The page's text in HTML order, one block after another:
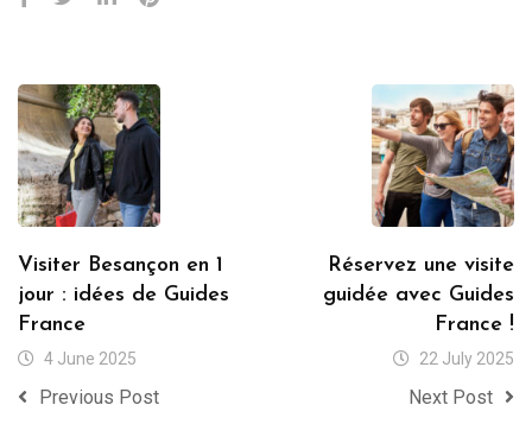
Visiter Besançon en 1
jour : idées de Guides
France
4 June 2025
Previous Post
Réservez une visite
guidée avec Guides
France !
22 July 2025
Next Post